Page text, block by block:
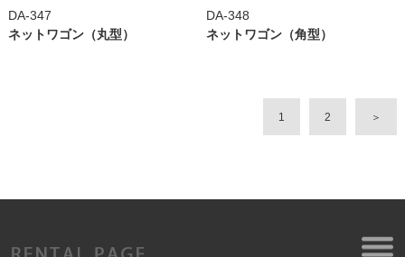
DA-347
ネットワゴン（丸型）
DA-348
ネットワゴン（角型）
1 2 ＞